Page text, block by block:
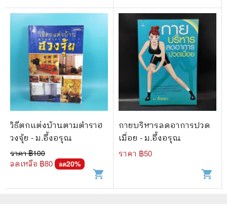
วิธีตกแต่งบ้านตามตำราฮ
วงจุ้ย - ม.อึ้งอรุณ
ราคา ฿100
ลดเหลือ ฿80 ลด20%
shopping_cart
กายบริหารลดอาการปวด
เมื่อย - ม.อึ้งอรุณ
ราคา ฿50
shopping_cart